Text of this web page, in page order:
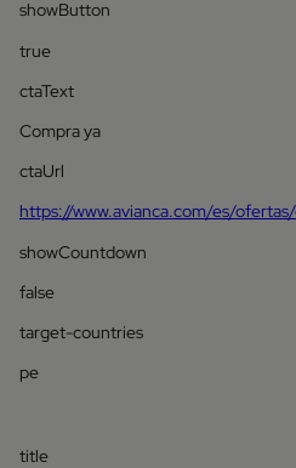
showButton
true
ctaText
Compra ya
ctaUrl
https://www.avianca.com/es/
showCountdown
false
target-countries
pe
title